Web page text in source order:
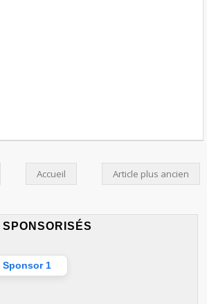
Article plus ancien
Accueil
SPONSORISÉS
Sponsor 1